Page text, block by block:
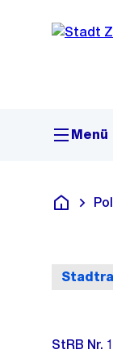
Sprunglink
Menü
Deutsch
StRB Nr.